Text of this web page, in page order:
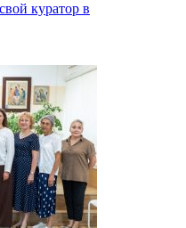
куратор в